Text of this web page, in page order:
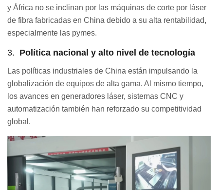
y África no se inclinan por las máquinas de corte por láser
de fibra fabricadas en China debido a su alta rentabilidad,
especialmente las pymes.
3. Política nacional y alto nivel de tecnología
Las políticas industriales de China están impulsando la
globalización de equipos de alta gama. Al mismo tiempo,
los avances en generadores láser, sistemas CNC y
automatización también han reforzado su competitividad
global.